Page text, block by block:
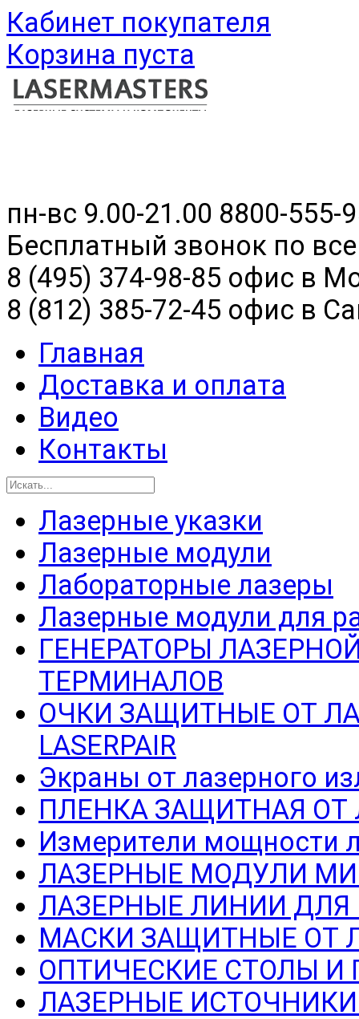
Кабинет покупателя
Корзина пуста
пн-вс 9.00-21.00 8800-555-
Бесплатный звонок по
8 (495) 374-98-85 офис в
8 (812) 385-72-45 офис в
Главная
Доставка и оплата
Видео
Контакты
Лазерные указки
Лазерные модули
Лабораторные лазеры
Лазерные модули для
ГЕНЕРАТОРЫ
ТЕРМИНАЛОВ
ОЧКИ ЗАЩИТНЫЕ ОТ
LASERPAIR
Экраны от лазерного
ПЛЕНКА ЗАЩИТНАЯ ОТ
Измерители мощности
ЛАЗЕРНЫЕ МОДУЛИ
ЛАЗЕРНЫЕ ЛИНИИ
МАСКИ ЗАЩИТНЫЕ ОТ
ОПТИЧЕСКИЕ СТОЛЫ И
ЛАЗЕРНЫЕ ИСТОЧНИКИ